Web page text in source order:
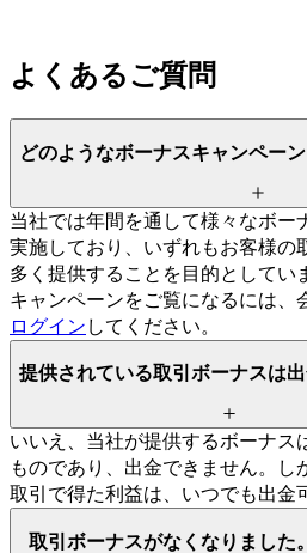
よく あるご質問
どのようなボーナスキャンペー
当社では年間を通して様々なボー
実施しており、 いずれもお客様の
多く 提供する ことを目的と してい
キャンペーンをご覧になるには、
ログイン してください。
提供されている取引ボーナスは
いいえ、 当社が提供するボーナス
ものであり、 出金できません。 し
取引で得た利益は、 いつでも出金
取引ボーナスがなくなりました。